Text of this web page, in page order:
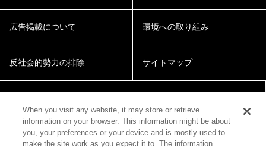
広告掲載について 環境への取り組み
反社会的勢力の排除 サイトマップ
When you visit any website, it may store or retrieve
information on your browser. This information might be about
you, your preferences or your device and is mostly used to
make the site work as you expect it to. The information